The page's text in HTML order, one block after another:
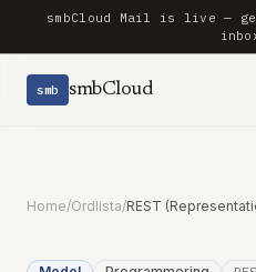
smbCloud Mail is live —
smb smbCloud
Home/Ordlista/REST